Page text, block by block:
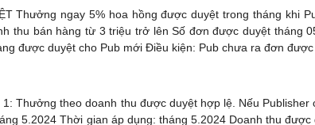
Thưởng ngay 5% hoa hồng được duyệt trong tháng khi
thu bán hàng từ 3 triệu trở lên Số đơn được duyệt tháng
được duyệt cho Pub mới Điều kiện: Pub chưa ra đơn
Thưởng theo doanh thu được duyệt hợp lệ. Nếu
5.2024 Thời gian áp dụng: tháng 5.2024 Doanh thu